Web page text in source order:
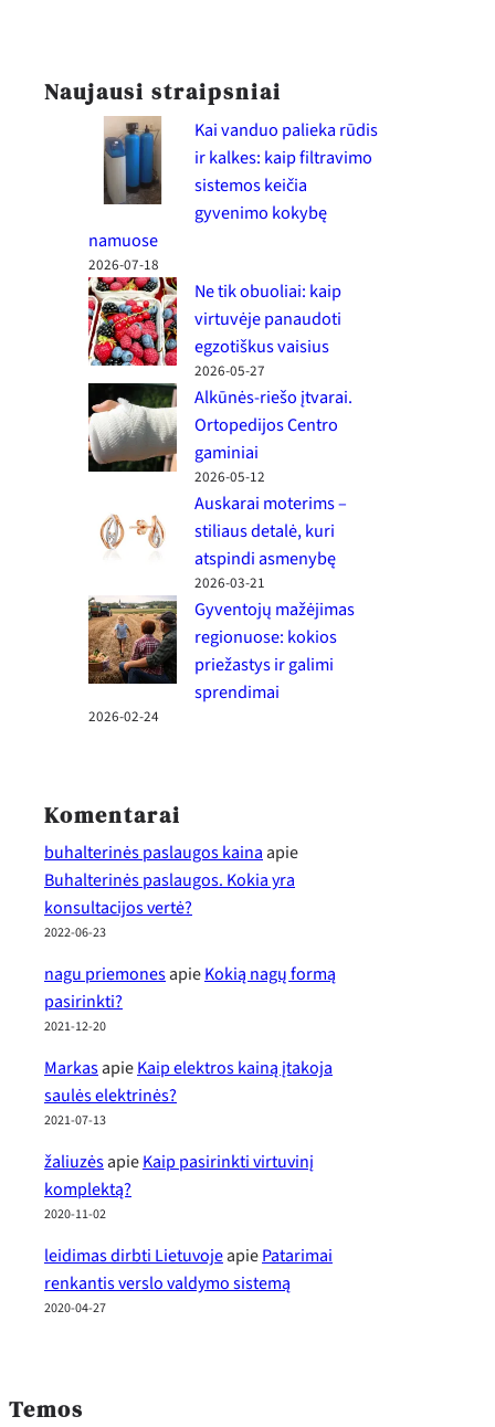
Naujausi straipsniai
Kai vanduo palieka rūdis
ir kalkes: kaip filtravimo
sistemos keičia
gyvenimo kokybę
namuose
2026-07-18
Ne tik obuoliai: kaip
virtuvėje panaudoti
egzotiškus vaisius
2026-05-27
Alkūnės-riešo įtvarai.
Ortopedijos Centro
gaminiai
2026-05-12
Auskarai moterims –
stiliaus detalė, kuri
atspindi asmenybę
2026-03-21
Gyventojų mažėjimas
regionuose: kokios
priežastys ir galimi
sprendimai
2026-02-24
Komentarai
buhalterinės paslaugos kainaapie
Buhalterinės paslaugos. Kokia yra
konsultacijos vertė?
2022-06-23
nagu priemonesapieKokią nagų formą
pasirinkti?
2021-12-20
MarkasapieKaip elektros kainą įtakoja
saulės elektrinės?
2021-07-13
žaliuzėsapieKaip pasirinkti virtuvinį
komplektą?
2020-11-02
leidimas dirbti LietuvojeapiePatarimai
renkantis verslo valdymo sistemą
2020-04-27
Temos